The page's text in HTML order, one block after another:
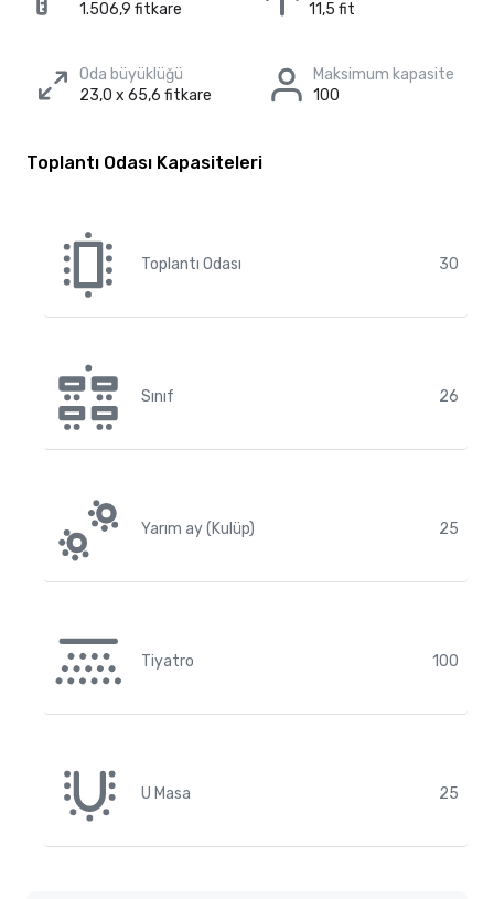
1.506,9 fitkare
11,5 fit
Oda büyüklüğü
23,0 x 65,6 fitkare
Maksimum kapasite
100
Toplantı Odası Kapasiteleri
Toplantı Odası 30
Sınıf 26
Yarım ay (Kulüp) 25
Tiyatro 100
U Masa 25